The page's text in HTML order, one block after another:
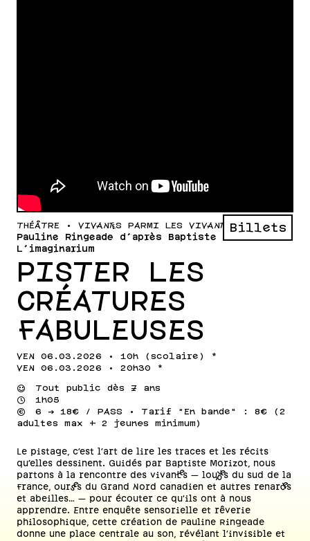
Billets
THÉÂTRE • VIVANT·ES PARMI LES VIVANT·ES
Pauline Ringeade d'après Baptiste Morizot ·
L'imaginarium
PISTER LES
CRÉATURES
FABULEUSES
VEN 06.03.2026 • 10h (scolaire) *
VEN 06.03.2026 • 20h30 *
⌣
Tout public dès 7 ans
⌚
1h05
💰
adultes max + 2 jeunes minimum)
Le pistage, c’est l’art de lire les traces et les récits
qu’elles dessinent. Guidés par Baptiste Morizot, nous
partons à la rencontre des vivant·es — loup·ves du sud de la
France, ours·es du Grand Nord canadien et autres renard·es
et abeilles… — pour écouter ce qu’ils ont à nous
apprendre. Entre enquête sensorielle et rêverie
philosophique, cette création de Pauline Ringeade
donne une place centrale au son, révélant l’invisible et